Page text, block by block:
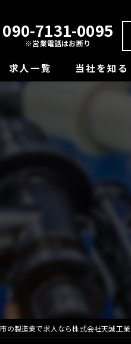
090-7131-0095
※営業電話はお断り
求人一覧 当社を知る
経験者
の製造業で求人なら株式会社天誠工業